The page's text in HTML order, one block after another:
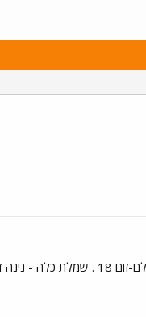
בעקבות המלצות בפורום של מתחתנים וגם